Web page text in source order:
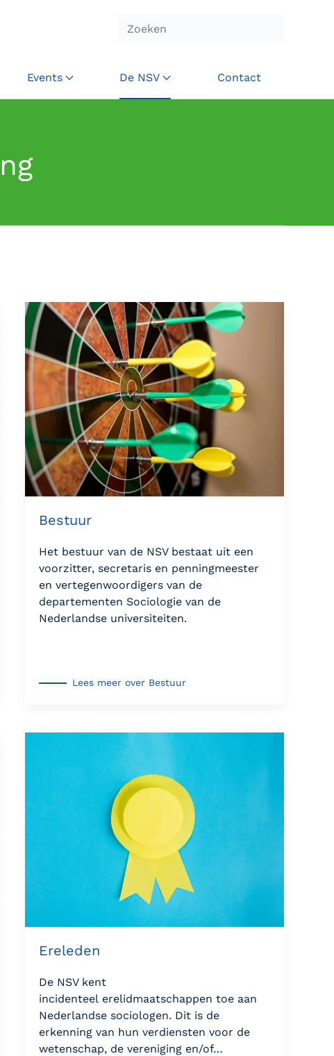
Events De NSV Contact
Bestuur
Het bestuur van de NSV bestaat uit een
voorzitter, secretaris en penningmeester
en vertegenwoordigers van de
departementen Sociologie van de
Nederlandse universiteiten.
Lees meer over Bestuur
Ereleden
De NSV kent
incidenteel erelidmaatschappen toe aan
Nederlandse sociologen. Dit is de
erkenning van hun verdiensten voor de
wetenschap, de vereniging en/of…